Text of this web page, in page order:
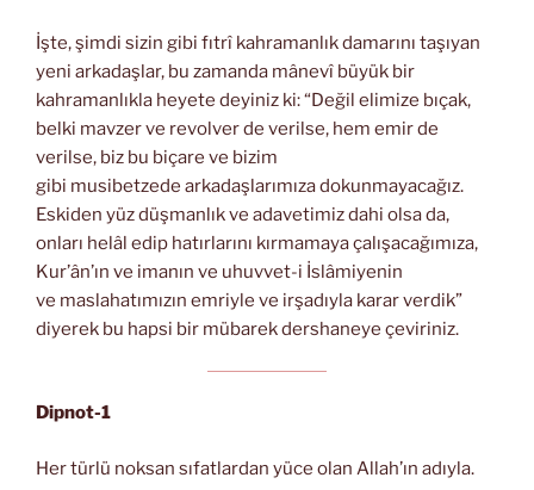
İşte, şimdi sizin gibi fıtrî kahramanlık damarını taşıyan
yeni arkadaşlar, bu zamanda mânevî büyük bir
kahramanlıkla heyete deyiniz ki: “Değil elimize bıçak,
belki mavzer ve revolver de verilse, hem emir de
verilse, biz bu biçare ve bizim
gibi musibetzede arkadaşlarımıza dokunmayacağız.
Eskiden yüz düşmanlık ve adavetimiz dahi olsa da,
onları helâl edip hatırlarını kırmamaya çalışacağımıza,
Kur’ân’ın ve imanın ve uhuvvet-i İslâmiyenin
ve maslahatımızın emriyle ve irşadıyla karar verdik”
diyerek bu hapsi bir mübarek dershaneye çeviriniz.
Dipnot-1
Her türlü noksan sıfatlardan yüce olan Allah’ın adıyla.